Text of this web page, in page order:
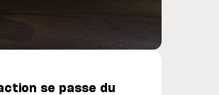
se passe du